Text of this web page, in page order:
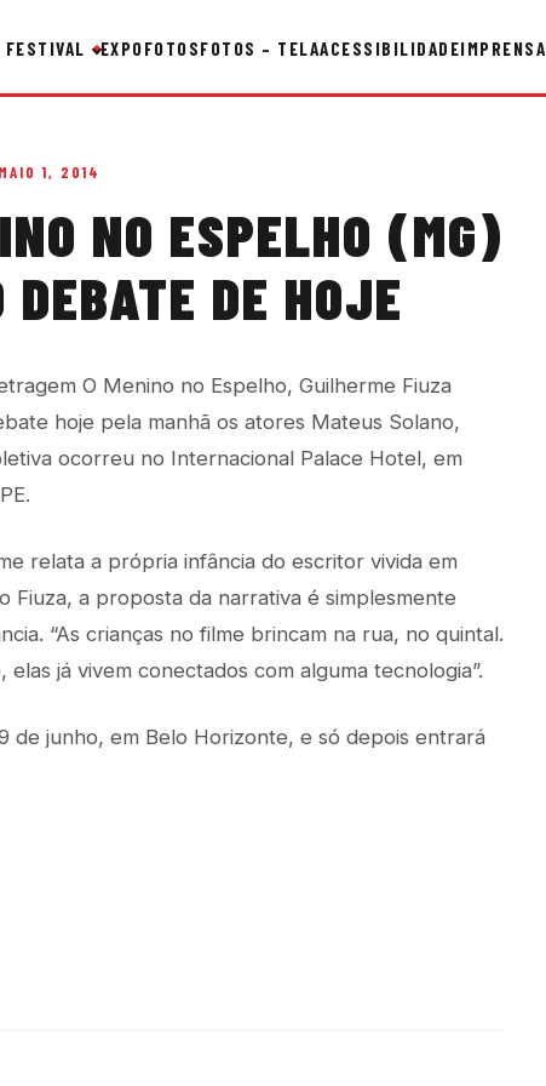
FESTIVAL EXPOFOTOSFOTOS – TELAACESSIBILIDADEIMPRENSA
MAIO 1, 2014
NO ESPELHO (MG)
DE HOJE
O Menino no Espelho, Guilherme Fiuza
hoje pela manhã os atores Mateus Solano,
ocorreu no Internacional Palace Hotel, em
relata a própria infância do escritor vivida em
a proposta da narrativa é simplesmente
“As crianças no filme brincam na rua, no quintal.
já vivem conectados com alguma tecnologia”.
de junho, em Belo Horizonte, e só depois entrará